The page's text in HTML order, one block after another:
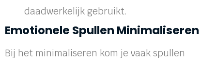
daadwerkelijk gebruikt.
Emotionele Spullen Minimaliseren
Bij het minimaliseren kom je vaak spullen